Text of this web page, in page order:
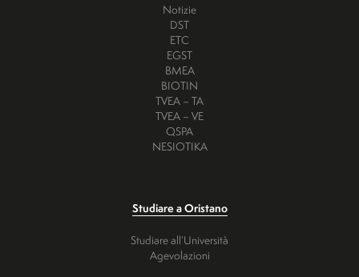
Notizie
DST
ETC
EGST
BMEA
BIOTIN
TVEA – TA
TVEA – VE
QSPA
NESIOTIKA
Studiare a Oristano
Studiare all’Università
Agevolazioni